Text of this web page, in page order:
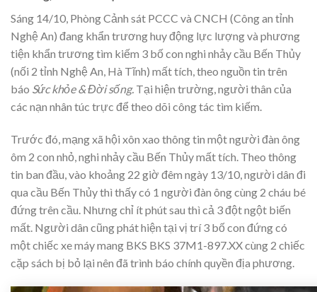
Sáng 14/10, Phòng Cảnh sát PCCC và CNCH (Công an tỉnh
Nghệ An) đang khẩn trương huy động lực lượng và phương
tiện khẩn trương tìm kiếm 3 bố con nghi nhảy cầu Bến Thủy
(nối 2 tỉnh Nghệ An, Hà Tĩnh) mất tích, theo nguồn tin trên
báo Sức khỏe & Đời sống. Tại hiện trường, người thân của
các nạn nhân túc trực để theo dõi công tác tìm kiếm.
Trước đó, mạng xã hội xôn xao thông tin một người đàn ông
ôm 2 con nhỏ, nghi nhảy cầu Bến Thủy mất tích. Theo thông
tin ban đầu, vào khoảng 22 giờ đêm ngày 13/10, người dân đi
qua cầu Bến Thủy thì thấy có 1 người đàn ông cùng 2 cháu bé
đứng trên cầu. Nhưng chỉ ít phút sau thì cả 3 đột ngột biến
mất. Người dân cũng phát hiện tại vị trí 3 bố con đứng có
một chiếc xe máy mang BKS BKS 37M1-897.XX cùng 2 chiếc
cặp sách bị bỏ lại nên đã trình báo chính quyền địa phương.